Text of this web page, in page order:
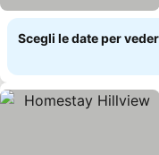
Scegli le date per